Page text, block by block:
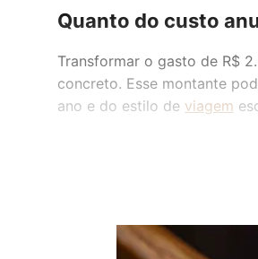
Quanto do custo
Transformar o gasto de R$
concreto. Esse montante
ano e do estilo de viagem